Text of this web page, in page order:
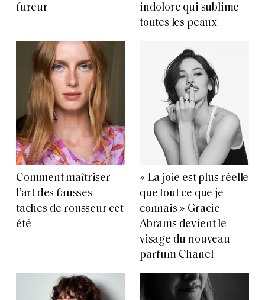
fureur
indolore qui sublime
toutes les peaux
Comment maîtriser
l’art des fausses
taches de rousseur cet
été
« La joie est plus réelle
que tout ce que je
connais » Gracie
Abrams devient le
visage du nouveau
parfum Chanel